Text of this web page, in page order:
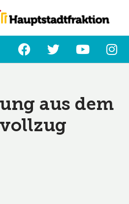
aus dem